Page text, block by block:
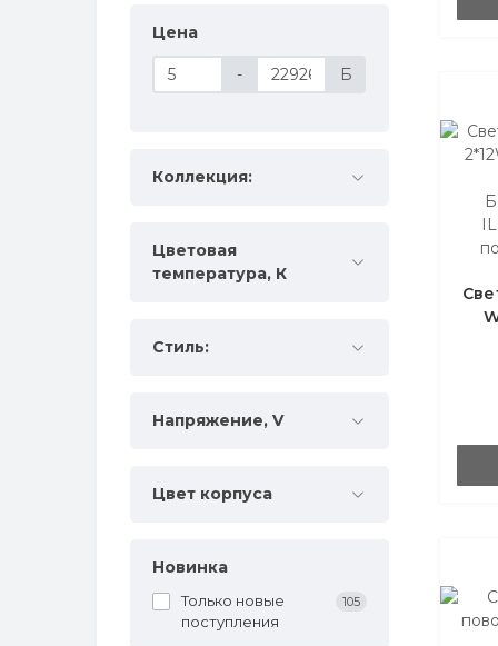
Цена
- Б
Коллекция:
Цветовая
температура, К
Стиль:
Напряжение, V
Цвет корпуса
Новинка
Только новые
поступления
105
Б